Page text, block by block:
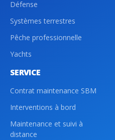
Défense
Systèmes terrestres
Pêche professionnelle
Yachts
SERVICE
Contrat maintenance SBM
Interventions à bord
Maintenance et suivi à
distance